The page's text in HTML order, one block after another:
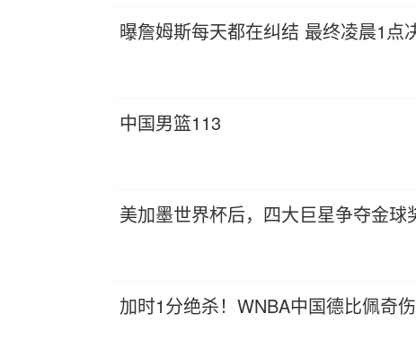
曝詹姆斯每天都在纠结 最终凌晨1点
中国男篮113
美加墨世界杯后，四大巨星争夺金
加时1分绝杀！WNBA中国德比佩奇